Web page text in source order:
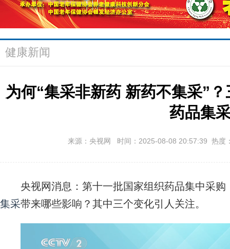
健康新闻
为何“集采非新药 新药不集采”
药品集
来源：央视网 时间：2025-08-08 20:57:39 热度
央视网消息：第十一批国家组织药品集中采购
集采带来哪些影响？其中三个变化引人关注。